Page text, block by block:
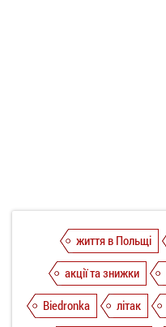
життя в Польщі
акції та знижки
Biedronka
літак